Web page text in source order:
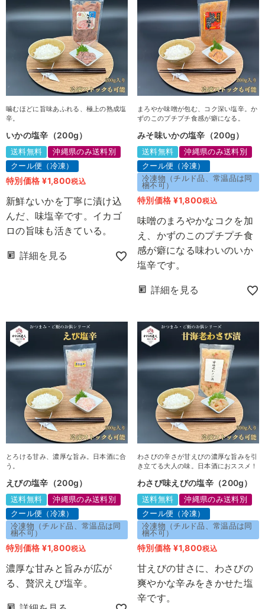
噛むほどに旨味あふれる、極上の熟成塩
辛。
いかの塩辛（200g）
送料無料
沖縄県のみ送料別
クール便（冷凍）
特別価格 ¥1,800税込
新鮮ないかを丁寧に漬け込
んだ、味塩辛です。イカゴ
ロの旨味も活きている。
詳細を見る
まろやか味噌が包む、コク深い塩辛。か
ずのこのプチプチ食感が癖になる。
みそ味いかの塩辛（200g）
送料無料
沖縄県のみ送料別
クール便（冷凍）
冷凍物（チルド品、常温品は同
梱不可）
特別価格 ¥1,800税込
味噌のまろやかなコクを加
え、かずのこのプチプチ食
感が癖になる味わいのいか
塩辛です。
詳細を見る
とろける甘み、濃厚な旨み。日本酒に合
う。
えびの塩辛（200g）
送料無料
沖縄県のみ送料別
クール便（冷凍）
冷凍物（チルド品、常温品は同
梱不可）
特別価格 ¥1,800税込
濃厚な甘みと旨みが広が
る、贅沢えび塩辛。
わさびの辛さが甘えびの濃厚な旨みを引
き立てる大人の味。日本酒におススメ！
わさび味えびの塩辛（200g）
送料無料
沖縄県のみ送料別
クール便（冷凍）
冷凍物（チルド品、常温品は同
梱不可）
特別価格 ¥1,800税込
甘えびの甘さに、わさびの
爽やかな辛みをきかせた塩
辛です。